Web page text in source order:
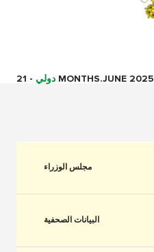
دولي - 21 MONTHS.JUNE 2025
مجلس الوزراء
البيانات الصحفية